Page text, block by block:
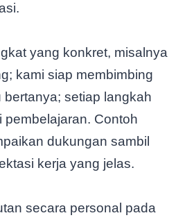
yang konkret, misalnya
kami siap membimbing
setiap langkah
pembelajaran. Contoh
dukungan sambil
kerja yang jelas.
secara personal pada